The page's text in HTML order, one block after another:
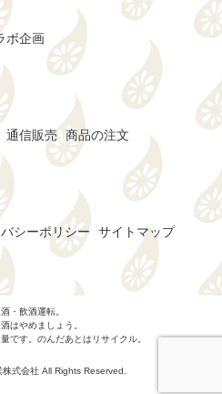
ボ企画
通信販売 商品の注文
シーポリシー サイトマップ
・飲酒運転。
はやめましょう。
です。のんだあとはリサイクル。
式会社 All Rights Reserved.